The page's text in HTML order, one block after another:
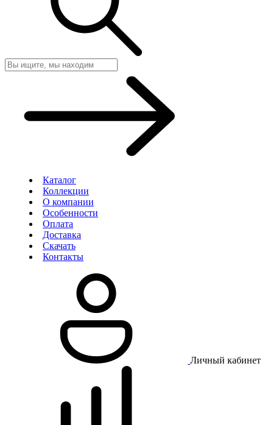
Каталог
Коллекции
О компании
Особенности
Оплата
Доставка
Скачать
Контакты
Личный кабинет